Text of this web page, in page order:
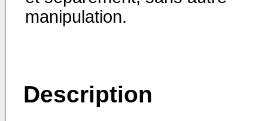
manipulation.
Description